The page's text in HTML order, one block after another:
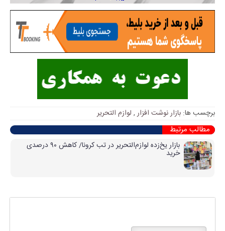
برچسب ها: بازار نوشت افزار, لوازم التحریر
مطالب مرتبط
بازار یخ‌زده لوازم‌التحریر در تب کرونا/ کاهش ۹۰ درصدی
خرید